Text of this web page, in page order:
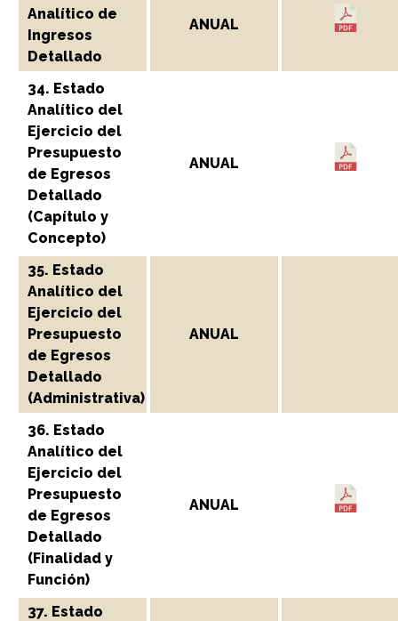
Analítico de
Ingresos
Detallado
ANUAL
34. Estado
Analítico del
Ejercicio del
Presupuesto
de Egresos
Detallado
(Capítulo y
Concepto)
ANUAL
35. Estado
Analítico del
Ejercicio del
Presupuesto
de Egresos
Detallado
(Administrativa)
ANUAL
36. Estado
Analítico del
Ejercicio del
Presupuesto
de Egresos
Detallado
(Finalidad y
Función)
ANUAL
37. Estado